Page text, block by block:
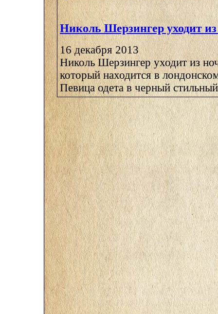
Николь Шерзингер уходит
16 декабря 2013
Николь Шерзингер уходит из
который находится в
Певица одета в черный